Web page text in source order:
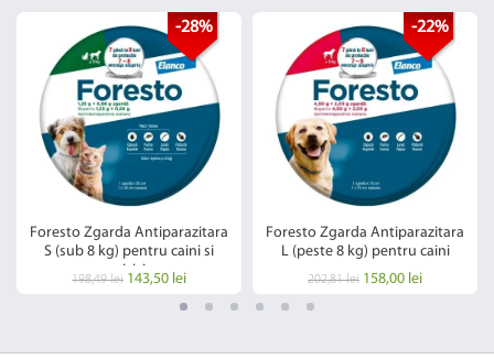
-28%
Foresto Zgarda Antiparazitara
S (sub 8 kg) pentru caini si
pisici
198,49 lei 143,50 lei
-22%
Foresto Zgarda Antiparazitara
L (peste 8 kg) pentru caini
202,81 lei 158,00 lei